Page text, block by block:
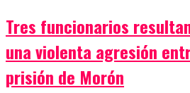
Tres funcionarios
una violenta agresión
prisión de Morón